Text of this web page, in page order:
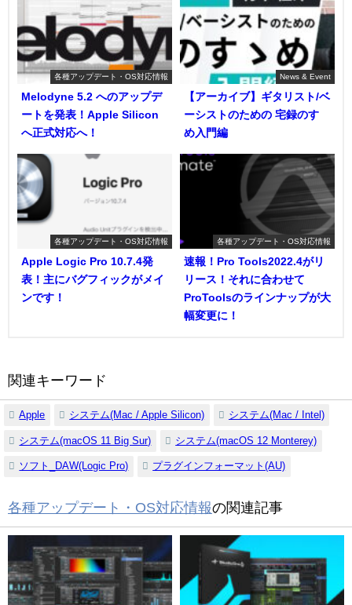
各種アップデート・OS対応情報
Melodyne 5.2 へのアップデ
ートを発表！Apple Silicon
へ正式対応へ！
News & Event
【アーカイブ】ギタリスト/ベ
ーシストのための 宅録のすゝ
め入門編
各種アップデート・OS対応情報
Apple Logic Pro 10.7.4発
表！主にバグフィックがメイ
ンです！
各種アップデート・OS対応情報
速報！Pro Tools2022.4がリ
リース！それに合わせて
ProToolsのラインナップが大
幅変更に！
関連キーワード
Apple システム(Mac / Apple Silicon) システム(Mac / Intel)
システム(macOS 11 Big Sur) システム(macOS 12 Monterey)
ソフト_DAW(Logic Pro) プラグインフォーマット(AU)
各種アップデート・OS対応情報の関連記事